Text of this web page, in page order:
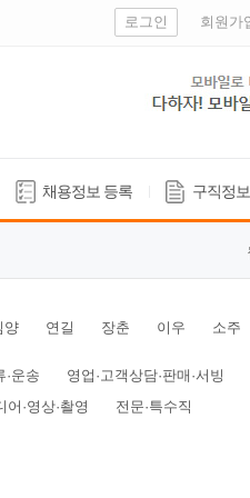
로그인 회원가
채용정보 등록 구직정
양 연길 장춘 이우 소주
·운송 영업·고객상담·판매·서빙
어·영상·촬영
전문·특수직